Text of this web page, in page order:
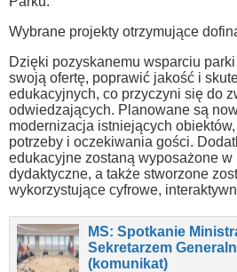
Wybrane projekty otrzymujące
Dzięki pozyskanemu wsparciu
swoją ofertę, poprawić jakość i
edukacyjnych, co przyczyni się do
odwiedzających. Planowane są
modernizacja istniejących obiektów,
potrzeby i oczekiwania gości.
edukacyjne zostaną wyposażone
dydaktyczne, a także stworzone
wykorzystujące cyfrowe,
MS: Spotkanie
Sekretarzem
(komunikat)